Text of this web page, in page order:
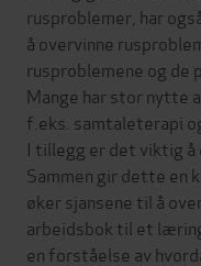
rusproblemer, har
å overvinne
rusproblemene og de
Mange har stor nytte
f.eks. samtaleterapi
I tillegg er det viktig
Sammen gir dette en
øker sjansene til å
arbeidsbok til et
en forståelse av